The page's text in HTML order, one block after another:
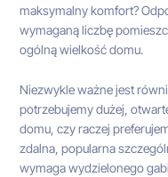
maksymalny komfort?
wymaganą liczbę
ogólną wielkość domu.
Niezwykle ważne jest
potrzebujemy dużej,
domu, czy raczej
zdalna, popularna
wymaga wydzielonego